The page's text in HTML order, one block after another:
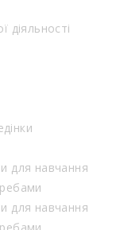
діяльності
для навчання
для навчання